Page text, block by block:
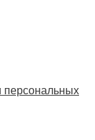
персональных